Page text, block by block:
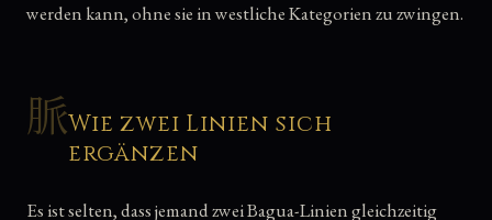
werden kann, ohne sie in westliche Kategorien zu zwingen.
脈Wie zwei Linien sich
ergänzen
Es ist selten, dass jemand zwei Bagua-Linien gleichzeitig